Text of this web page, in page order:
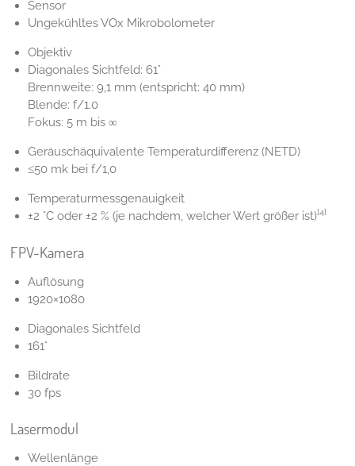
Sensor
Ungekühltes VOx Mikrobolometer
Objektiv
Diagonales Sichtfeld: 61°
Brennweite: 9,1 mm (entspricht: 40 mm)
Blende: f/1.0
Fokus: 5 m bis ∞
Geräuschäquivalente Temperaturdifferenz (NETD)
≤50 mk bei f/1,0
Temperaturmessgenauigkeit
±2 °C oder ±2 % (je nachdem, welcher Wert größer ist)[4]
FPV-Kamera
Auflösung
1920×1080
Diagonales Sichtfeld
161°
Bildrate
30 fps
Lasermodul
Wellenlänge